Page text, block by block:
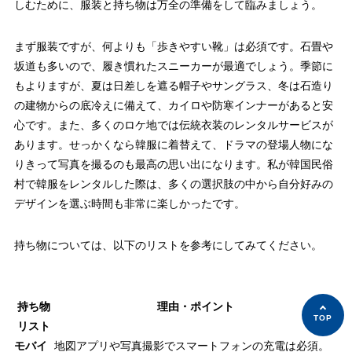
しむために、服装と持ち物は万全の準備をして臨みましょう。
まず服装ですが、何よりも「歩きやすい靴」は必須です。石畳や
坂道も多いので、履き慣れたスニーカーが最適でしょう。季節に
もよりますが、夏は日差しを遮る帽子やサングラス、冬は石造り
の建物からの底冷えに備えて、カイロや防寒インナーがあると安
心です。また、多くのロケ地では伝統衣装のレンタルサービスが
あります。せっかくなら韓服に着替えて、ドラマの登場人物にな
りきって写真を撮るのも最高の思い出になります。私が韓国民俗
村で韓服をレンタルした際は、多くの選択肢の中から自分好みの
デザインを選ぶ時間も非常に楽しかったです。
持ち物については、以下のリストを参考にしてみてください。
持ち物
リスト
理由・ポイント
モバイ 地図アプリや写真撮影でスマートフォンの充電は必須。